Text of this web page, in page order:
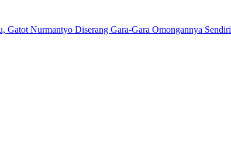
Gatot Nurmantyo Diserang Gara-Gara Omongannya Sendiri